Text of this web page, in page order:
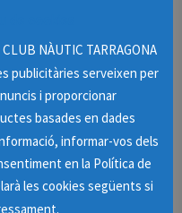
NÀUTIC TARRAGONA
publicitàries serveixen per
i proporcionar
basades en dades
informar-vos dels
en la Política de
les cookies següents si